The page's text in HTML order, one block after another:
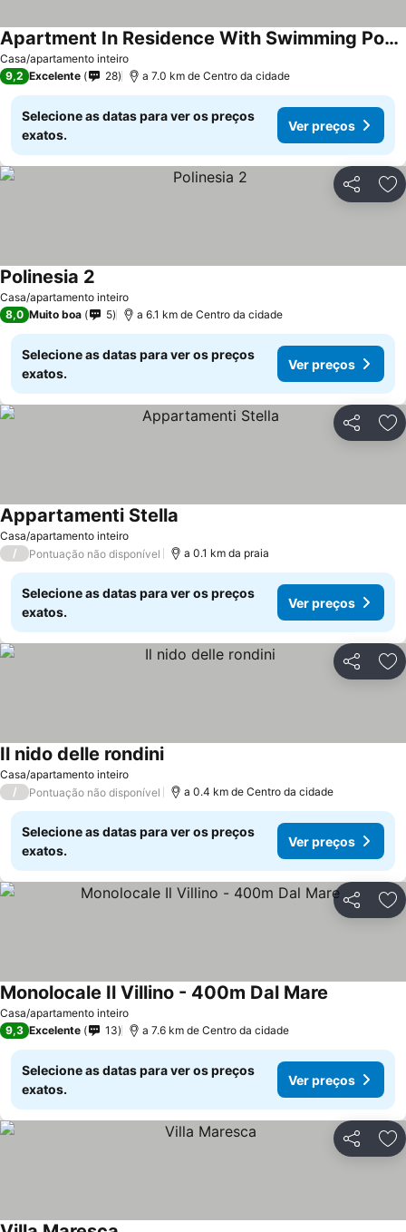
Casa/apartamento inteiro
Apartment In Residence With Swimming Pool, 500m From The Sea, Ideal For Families
9,2 Excelente 28 a 7.0 km de Centro da cidade
Selecione as datas para ver os preços
exatos.
Ver preços
Partilhar
Casa/apartamento inteiro
Polinesia 2
8,0 Muito boa 5 a 6.1 km de Centro da cidade
Selecione as datas para ver os preços
exatos.
Ver preços
Partilhar
Casa/apartamento inteiro
Appartamenti Stella
/ Pontuação não disponível a 0.1 km da praia
Selecione as datas para ver os preços
exatos.
Ver preços
Partilhar
Casa/apartamento inteiro
Il nido delle rondini
/ Pontuação não disponível a 0.4 km de Centro da cidade
Selecione as datas para ver os preços
exatos.
Ver preços
Partilhar
Casa/apartamento inteiro
Monolocale Il Villino - 400m Dal Mare
9,3 Excelente 13 a 7.6 km de Centro da cidade
Selecione as datas para ver os preços
exatos.
Ver preços
Partilhar